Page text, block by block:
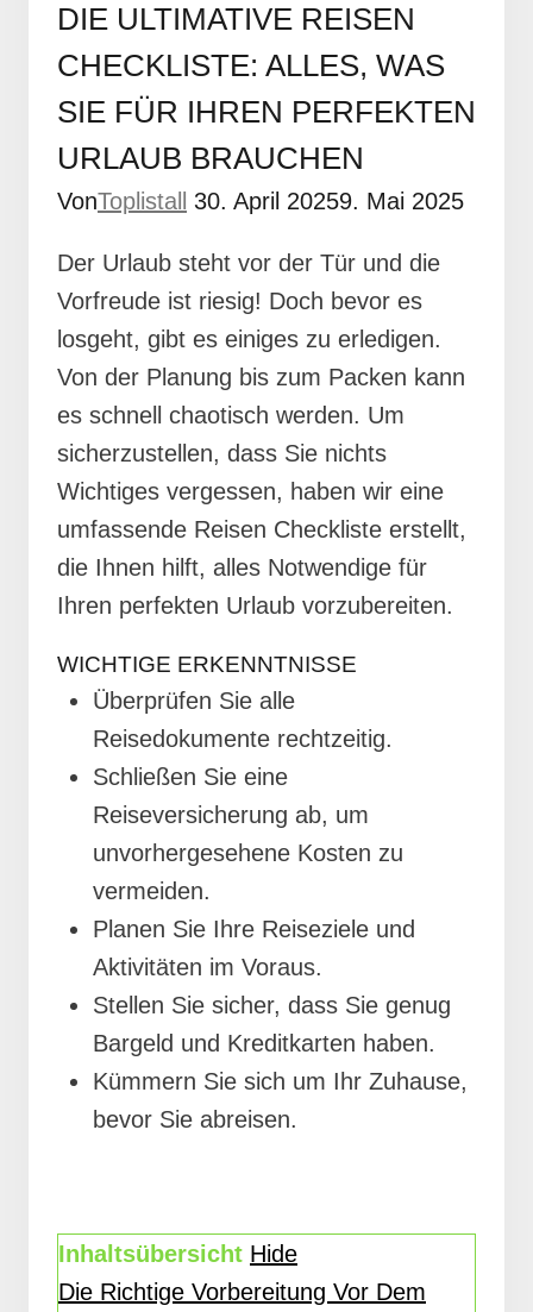
DIE ULTIMATIVE REISEN
CHECKLISTE: ALLES, WAS
SIE FÜR IHREN PERFEKTEN
URLAUB BRAUCHEN
VonToplistall 30. April 20259. Mai 2025
Der Urlaub steht vor der Tür und die
Vorfreude ist riesig! Doch bevor es
losgeht, gibt es einiges zu erledigen.
Von der Planung bis zum Packen kann
es schnell chaotisch werden. Um
sicherzustellen, dass Sie nichts
Wichtiges vergessen, haben wir eine
umfassende Reisen Checkliste erstellt,
die Ihnen hilft, alles Notwendige für
Ihren perfekten Urlaub vorzubereiten.
WICHTIGE ERKENNTNISSE
Überprüfen Sie alle
Reisedokumente rechtzeitig.
Schließen Sie eine
Reiseversicherung ab, um
unvorhergesehene Kosten zu
vermeiden.
Planen Sie Ihre Reiseziele und
Aktivitäten im Voraus.
Stellen Sie sicher, dass Sie genug
Bargeld und Kreditkarten haben.
Kümmern Sie sich um Ihr Zuhause,
bevor Sie abreisen.
Inhaltsübersicht Hide
Die Richtige Vorbereitung Vor Dem